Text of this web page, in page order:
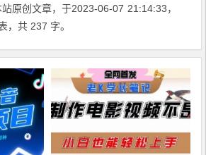
站原创文章，于2023-06-07 21:14:33，
，共 237 字。